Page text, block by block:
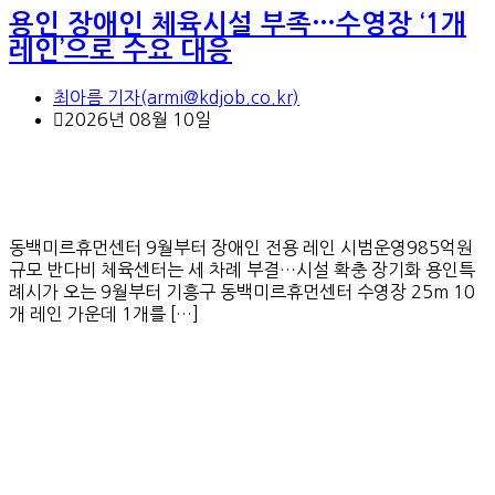
용인 장애인 체육시설 부족…수영장 ‘1개
레인’으로 수요 대응
최아름 기자(armi@kdjob.co.kr)
2026년 08월 10일
동백미르휴먼센터 9월부터 장애인 전용 레인 시범운영985억원
규모 반다비 체육센터는 세 차례 부결…시설 확충 장기화 용인특
례시가 오는 9월부터 기흥구 동백미르휴먼센터 수영장 25m 10
개 레인 가운데 1개를 […]